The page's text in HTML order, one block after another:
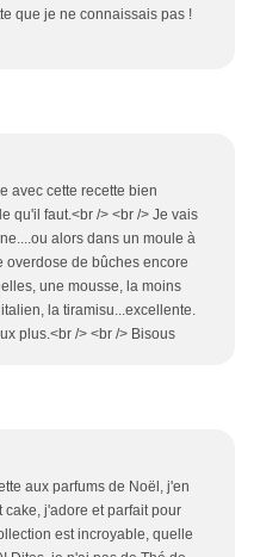
que je ne connaissais pas !
avec cette recette bien
qu'il faut.<br /> <br /> Je vais
alors dans un moule à
overdose de bûches encore
une mousse, la moins
la tiramisu...excellente.
plus.<br /> <br /> Bisous
aux parfums de Noël, j'en
j'adore et parfait pour
est incroyable, quelle